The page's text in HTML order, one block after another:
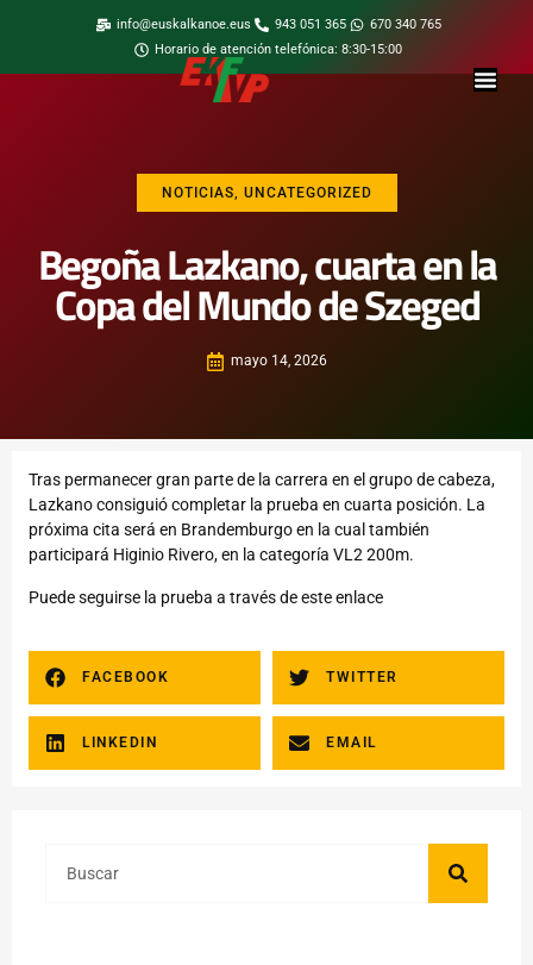
info@euskalkanoe.eus 943 051 365
670 340 765
Horario de atención telefónica: 8:30-15:00
NOTICIAS, UNCATEGORIZED
Begoña Lazkano, cuarta en la
Copa del Mundo de Szeged
mayo 14, 2026
Tras permanecer gran parte de la carrera en el grupo de cabeza,
Lazkano consiguió completar la prueba en cuarta posición. La
próxima cita será en Brandemburgo en la cual también
participará Higinio Rivero, en la categoría VL2 200m.
Puede seguirse la prueba a través deeste enlace
FACEBOOK TWITTER
LINKEDIN EMAIL